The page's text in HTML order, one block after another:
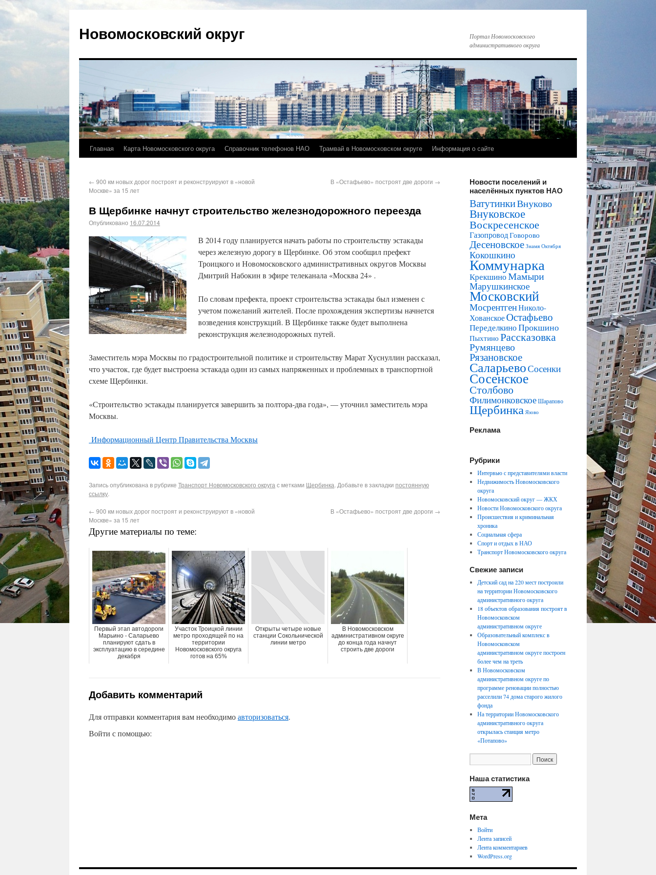
Новомосковский округ
Портал Новомосковского
административного округа
Главная Карта Новомосковского округа Справочник телефонов НАО Трамвай в Новомосковском округе Информация о сайте
← 900 км новых дорог построят и реконструируют в «новой
Москве» за 15 лет
В «Остафьево» построят две дороги →
В Щербинке начнут строительство железнодорожного переезда
Опубликовано 16.07.2014
В 2014 году планируется начать работы по строительству эстакады
через железную дорогу в Щербинке. Об этом сообщил префект
Троицкого и Новомосковского административных округов Москвы
Дмитрий Набокин в эфире телеканала «Москва 24» .
По словам префекта, проект строительства эстакады был изменен с
учетом пожеланий жителей. После прохождения экспертизы начнется
возведения конструкций. В Щербинке также будет выполнена
реконструкция железнодорожных путей.
Заместитель мэра Москвы по градостроительной политике и строительству Марат Хуснуллин рассказал,
что участок, где будет выстроена эстакада один из самых напряженных и проблемных в транспортной
схеме Щербинки.
«Строительство эстакады планируется завершить за полтора-два года», — уточнил заместитель мэра
Москвы.
Информационный Центр Правительства Москвы
Запись опубликована в рубрике Транспорт Новомосковского округа с метками Щербинка. Добавьте в закладки постоянную
ссылку.
← 900 км новых дорог построят и реконструируют в «новой
Москве» за 15 лет
В «Остафьево» построят две дороги →
Другие материалы по теме:
Первый этап автодороги
Марьино - Саларьево
планируют сдать в
эксплуатацию в середине
декабря
Участок Троицкой линии
метро проходящей по на
территории
Новомосковского округа
готов на 65%
Открыты четыре новые
станции Сокольнической
линии метро
В Новомосковском
административном округе
до конца года начнут
строить две дороги
Добавить комментарий
Для отправки комментария вам необходимоавторизоваться.
Войти с помощью:
Новости поселений и
населённых пунктов НАО
ВатутинкиВнуково
Внуковское
Воскресенское
ГазопроводГоворово
Десеновское Знамя Октября
Кокошкино
Коммунарка
КрекшиноМамыри
Марушкинское
Московский
МосрентгенНиколо-
ХованскоеОстафьево
ПеределкиноПрокшино
Пыхтино Рассказовка
Румянцево
Рязановское
СаларьевоСосенки
Сосенское
Столбово
ФилимонковскоеШарапово
Щербинка Язово
Реклама
Рубрики
Интервью с представителями власти
Недвижимость Новомосковского
округа
Новомосковский округ — ЖКХ
Новости Новомосковского округа
Происшествия и криминальная
хроника
Социальная сфера
Спорт и отдых в НАО
Транспорт Новомосковского округа
Свежие записи
Детский сад на 220 мест построили
на территории Новомосковского
административного округа
18 объектов образования построят в
Новомосковском
административном округе
Образовательный комплекс в
Новомосковском
административном округе построен
более чем на треть
В Новомосковском
административном округе по
программе реновации полностью
расселили 74 дома старого жилого
фонда
На территории Новомосковского
административного округа
открылась станция метро
«Потапово»
Наша статистика
Мета
Войти
Лента записей
Лента комментариев
WordPress.org